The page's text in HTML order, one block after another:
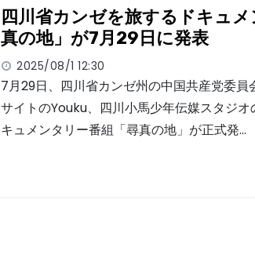
四川省カンゼを旅するドキュ
真の地」が7月29日に発表
2025/08/1 12:30
7月29日、四川省カンゼ州の中国共産党委員
サイトのYouku、四川小馬少年伝媒スタジオ
キュメンタリー番組「尋真の地」が正式発…